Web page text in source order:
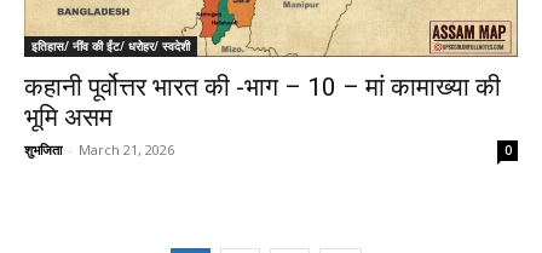
इतिहास/ नींव की ईंट/ धरोहर/ स्वदेशी
कहानी पूर्वोत्तर भारत की -भाग – 10 – मां कामाख्या की
भूमि असम
शुभजिता - March 21, 2026 0